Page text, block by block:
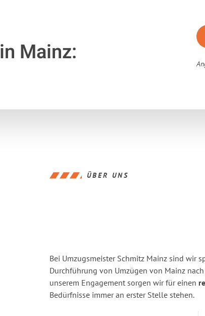
in Mainz:
ÜBER UNS
Bei Umzugsmeister Schmitz Mainz sind wir
Durchführung von Umzügen von Mainz
unserem Engagement sorgen wir für einen
Bedürfnisse immer an erster Stelle stehen.